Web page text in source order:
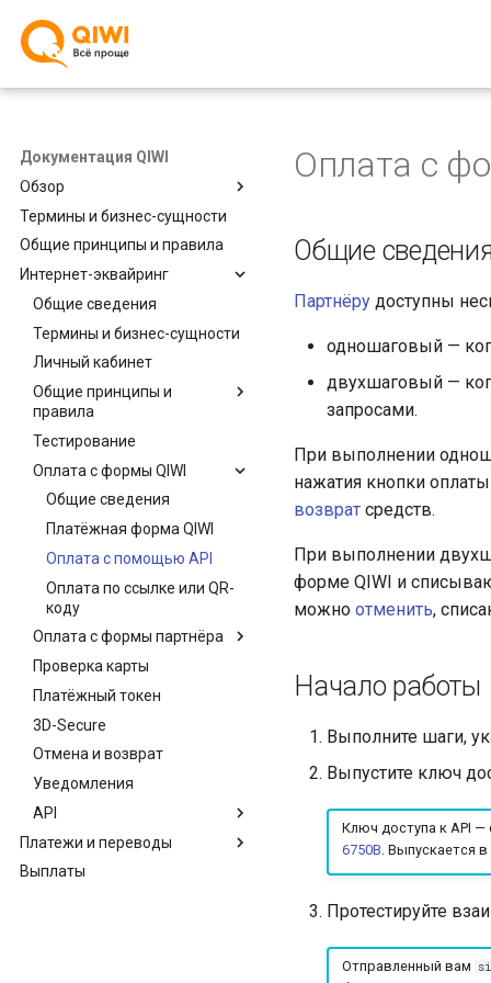
Документация QIWI
Обзор
Общие сведения
Поиск по сайту
Ссылки
Термины и бизнес-сущности
Общие принципы и правила
Интернет-эквайринг
Общие сведения
Термины и бизнес-сущности
Личный кабинет
Общие принципы и
правила
Изменения во
взаимодействии
Проведение платежа и
взаиморасчёты
Решение об успешности
операции
Тестирование
Оплата с формы QIWI
Общие сведения
Платёжная форма QIWI
Оплата с помощью API
Оплата по ссылке или QR-
коду
Оплата с формы партнёра
Общие сведения
Сценарий оплаты
Банковская карта
Общие сведения
Платежи без участия
Платёжный токен
Система быстрых платежей
Яндекс Пэй
Сбор клиентских данных
Проверка карты
Платёжный токен
3D-Secure
Отмена и возврат
Уведомления
API
Общие сведения
Версии API
Платежи и переводы
Агентам
Выплаты
Оплата с
Общие
Партнёру доступны
одношаговый —
двухшаговый —
запросами.
При выполнении
нажатия кнопки
возврат средств.
При выполнении
форме QIWI и
можно отменить,
Начало работы
Выполните шаги,
Выпустите ключ
Ключ доступа к API —
6750В . Выпускается в
Протестируйте
Отправленный вам